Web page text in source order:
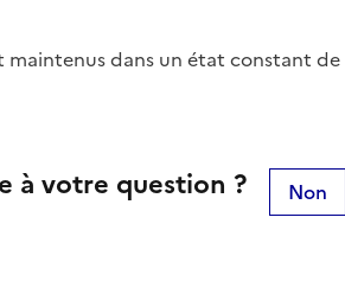
maintenus dans un état constant
à votre question ? Non